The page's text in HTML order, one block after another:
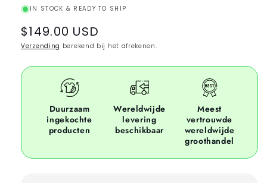
IN STOCK & READY TO SHIP
Regular
price
$149.00 USD
Verzending berekend bij het afrekenen.
Duurzaam
ingekochte
producten
Wereldwijde
levering
beschikbaar
Meest
vertrouwde
wereldwijde
groothandel